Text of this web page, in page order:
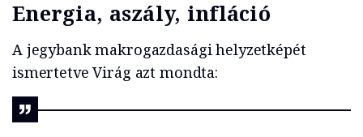
Energia, aszály, infláció
A jegybank makrogazdasági helyzetképét
ismertetve Virág azt mondta: